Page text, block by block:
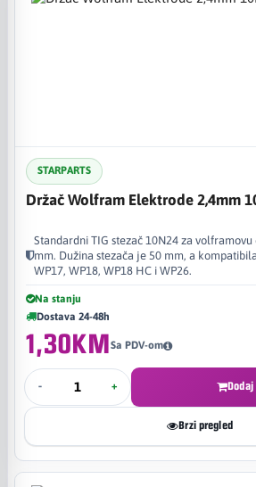
STARPARTS
Držač Wolfram Elektrode 2,4mm
Standardni TIG stezač 10N24 za
mm. Dužina stezača je 50 mm, a
WP17, WP18, WP18 HC i WP26.
Na stanju
Dostava 24-48h
1,30KMSa PDV-om
- +
Brzi pregled